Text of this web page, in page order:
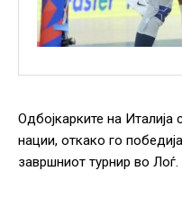
Одбојкарките на
нации, откако го
завршниот турнир во Лоѓ.